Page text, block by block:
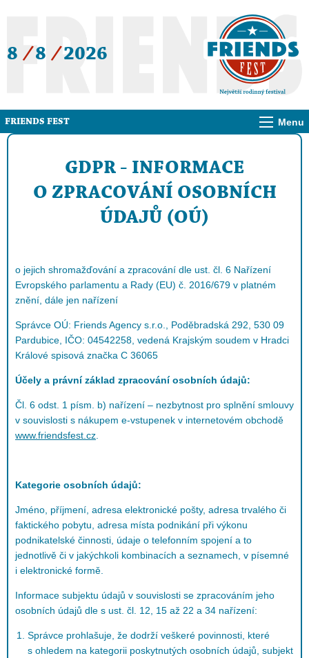
8 / 8 / 2026
FRIENDS FEST Menu
GDPR - INFORMACE
O ZPRACOVÁNÍ OSOBNÍCH
ÚDAJŮ (OÚ)
o jejich shromažďování a zpracování dle ust. čl. 6 Nařízení
Evropského parlamentu a Rady (EU) č. 2016/679 v platném
znění, dále jen nařízení
Správce OÚ: Friends Agency s.r.o., Poděbradská 292, 530 09
Pardubice, IČO: 04542258, vedená Krajským soudem v Hradci
Králové spisová značka C 36065
Účely a právní základ zpracování osobních údajů:
Čl. 6 odst. 1 písm. b) nařízení – nezbytnost pro splnění smlouvy
v souvislosti s nákupem e-vstupenek v internetovém obchodě
www.friendsfest.cz
Kategorie osobních údajů:
Jméno, příjmení, adresa elektronické pošty, adresa trvalého či
faktického pobytu, adresa místa podnikání při výkonu
podnikatelské činnosti, údaje o telefonním spojení a to
jednotlivě či v jakýchkoli kombinacích a seznamech, v písemné
i elektronické formě.
Informace subjektu údajů v souvislosti se zpracováním jeho
osobních údajů dle s ust. čl. 12, 15 až 22 a 34 nařízení:
Správce prohlašuje, že dodrží veškeré povinnosti, které
s ohledem na kategorii poskytnutých osobních údajů, subjekt